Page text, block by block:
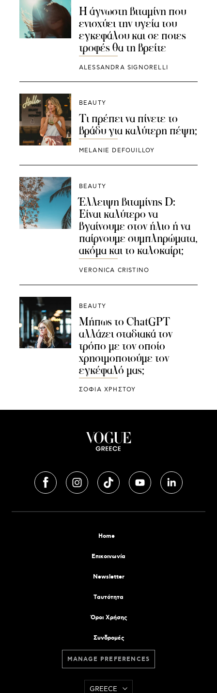
Η άγνωστη βιταμίνη που
ενισχύει την υγεία του
εγκεφάλου και σε ποιες
τροφές θα τη βρείτε
ALESSANDRA SIGNORELLI
BEAUTY
Τι πρέπει να πίνετε το
βράδυ για καλύτερη πέψη;
MELANIE DEFOUILLOY
BEAUTY
Έλλειψη βιταμίνης D:
Είναι καλύτερο να
βγαίνουμε στον ήλιο ή να
παίρνουμε συμπληρώματα,
ακόμα και το καλοκαίρι;
VERONICA CRISTINO
BEAUTY
Μήπως το ChatGPT
αλλάζει σταδιακά τον
τρόπο με τον οποίο
χρησιμοποιούμε τον
εγκέφαλό μας;
ΣΟΦΙΑ ΧΡΗΣΤΟΥ
Home
Επικοινωνία
Newsletter
Tαυτότητα
Όροι Χρήσης
Συνδρομές
MANAGE PREFERENCES
GREECE